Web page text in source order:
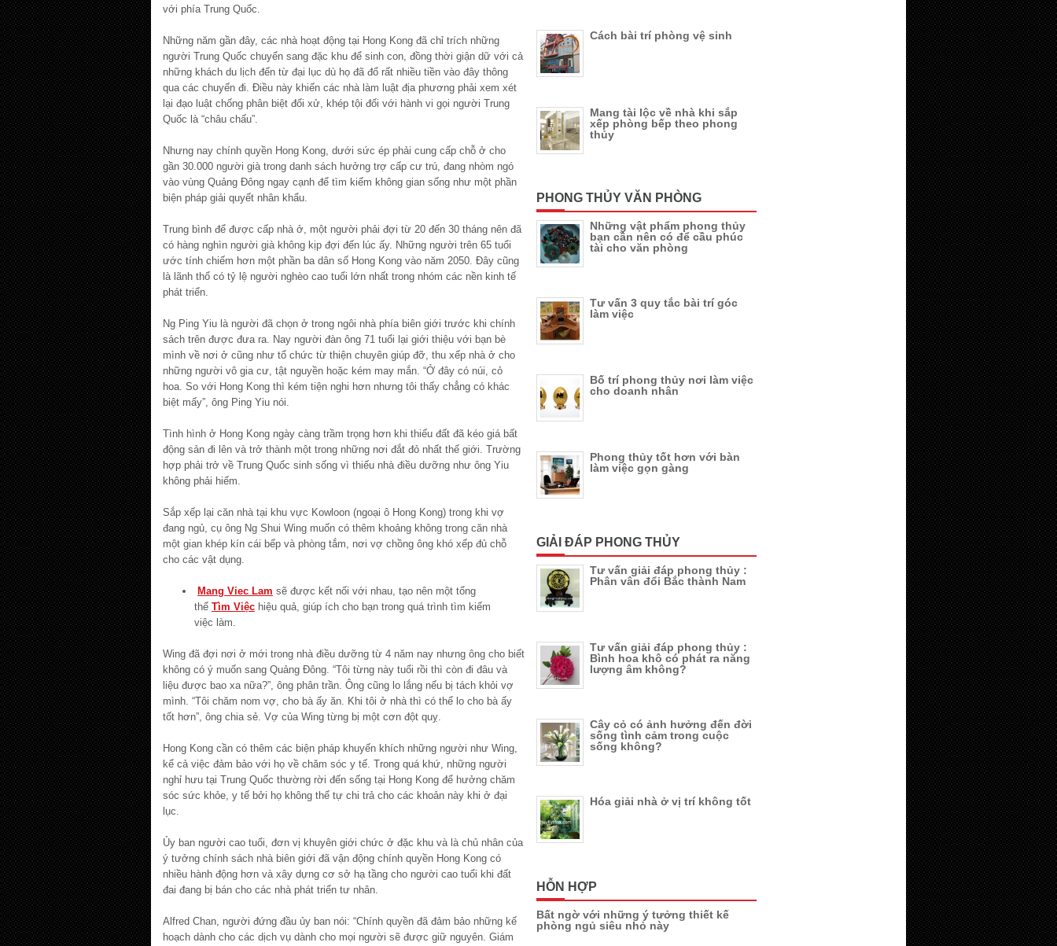
với phía Trung Quốc.
Những năm gần đây, các nhà hoạt động tại Hong Kong đã chỉ trích những
người Trung Quốc chuyển sang đặc khu để sinh con, đồng thời giận dữ với cả
những khách du lịch đến từ đại lục dù họ đã đổ rất nhiều tiền vào đây thông
qua các chuyến đi. Điều này khiến các nhà làm luật địa phương phải xem xét
lại đạo luật chống phân biệt đối xử, khép tội đối với hành vi gọi người Trung
Quốc là “châu chấu”.
Nhưng nay chính quyền Hong Kong, dưới sức ép phải cung cấp chỗ ở cho
gần 30.000 người già trong danh sách hưởng trợ cấp cư trú, đang nhòm ngó
vào vùng Quảng Đông ngay cạnh để tìm kiếm không gian sống như một phần
biện pháp giải quyết nhân khẩu.
Trung bình để được cấp nhà ở, một người phải đợi từ 20 đến 30 tháng nên đã
có hàng nghìn người già không kịp đợi đến lúc ấy. Những người trên 65 tuổi
ước tính chiếm hơn một phần ba dân số Hong Kong vào năm 2050. Đây cũng
là lãnh thổ có tỷ lệ người nghèo cao tuổi lớn nhất trong nhóm các nền kinh tế
phát triển.
Ng Ping Yiu là người đã chọn ở trong ngôi nhà phía biên giới trước khi chính
sách trên được đưa ra. Nay người đàn ông 71 tuổi lại giới thiệu với bạn bè
mình về nơi ở cũng như tổ chức từ thiện chuyên giúp đỡ, thu xếp nhà ở cho
những người vô gia cư, tật nguyền hoặc kém may mắn. “Ở đây có núi, cỏ
hoa. So với Hong Kong thì kém tiện nghi hơn nhưng tôi thấy chẳng có khác
biệt mấy”, ông Ping Yiu nói.
Tình hình ở Hong Kong ngày càng trầm trọng hơn khi thiếu đất đã kéo giá bất
động sản đi lên và trở thành một trong những nơi đắt đỏ nhất thế giới. Trường
hợp phải trở về Trung Quốc sinh sống vì thiếu nhà điều dưỡng như ông Yiu
không phải hiếm.
Sắp xếp lại căn nhà tại khu vực Kowloon (ngoại ô Hong Kong) trong khi vợ
đang ngủ, cụ ông Ng Shui Wing muốn có thêm khoảng không trong căn nhà
một gian khép kín cái bếp và phòng tắm, nơi vợ chồng ông khó xếp đủ chỗ
cho các vật dụng.
Mang Viec Lam sẽ được kết nối với nhau, tạo nên một tổng
thể Tìm Việc hiệu quả, giúp ích cho bạn trong quá trình tìm kiếm
việc làm.
Wing đã đợi nơi ở mới trong nhà điều dưỡng từ 4 năm nay nhưng ông cho biết
không có ý muốn sang Quảng Đông. “Tôi từng này tuổi rồi thì còn đi đâu và
liệu được bao xa nữa?”, ông phân trần. Ông cũng lo lắng nếu bị tách khỏi vợ
mình. “Tôi chăm nom vợ, cho bà ấy ăn. Khi tôi ở nhà thì có thể lo cho bà ấy
tốt hơn”, ông chia sẻ. Vợ của Wing từng bị một cơn đột quỵ.
Hong Kong cần có thêm các biện pháp khuyến khích những người như Wing,
kể cả việc đảm bảo với họ về chăm sóc y tế. Trong quá khứ, những người
nghỉ hưu tại Trung Quốc thường rời đến sống tại Hong Kong để hưởng chăm
sóc sức khỏe, y tế bởi họ không thể tự chi trả cho các khoản này khi ở đại
lục.
Ủy ban người cao tuổi, đơn vị khuyên giới chức ở đặc khu và là chủ nhân của
ý tưởng chính sách nhà biên giới đã vận động chính quyền Hong Kong có
nhiều hành động hơn và xây dựng cơ sở hạ tầng cho người cao tuổi khi đất
đai đang bị bán cho các nhà phát triển tư nhân.
Alfred Chan, người đứng đầu ủy ban nói: “Chính quyền đã đảm bảo những kế
hoạch dành cho các dịch vụ dành cho mọi người sẽ được giữ nguyên. Giám
Cách bài trí phòng vệ sinh
Mang tài lộc về nhà khi sắp
xếp phòng bếp theo phong
thủy
PHONG THỦY VĂN PHÒNG
Những vật phẩm phong thủy
bạn cần nên có để cầu phúc
tài cho văn phòng
Tư vấn 3 quy tắc bài trí góc
làm việc
Bố trí phong thủy nơi làm việc
cho doanh nhân
Phong thủy tốt hơn với bàn
làm việc gọn gàng
GIẢI ĐÁP PHONG THỦY
Tư vấn giải đáp phong thủy :
Phân vân đổi Bắc thành Nam
Tư vấn giải đáp phong thủy :
Bình hoa khô có phát ra năng
lượng âm không?
Cây cỏ có ảnh hưởng đến đời
sống tình cảm trong cuộc
sống không?
Hóa giải nhà ở vị trí không tốt
HỖN HỢP
Bất ngờ với những ý tưởng thiết kế
phòng ngủ siêu nhỏ này